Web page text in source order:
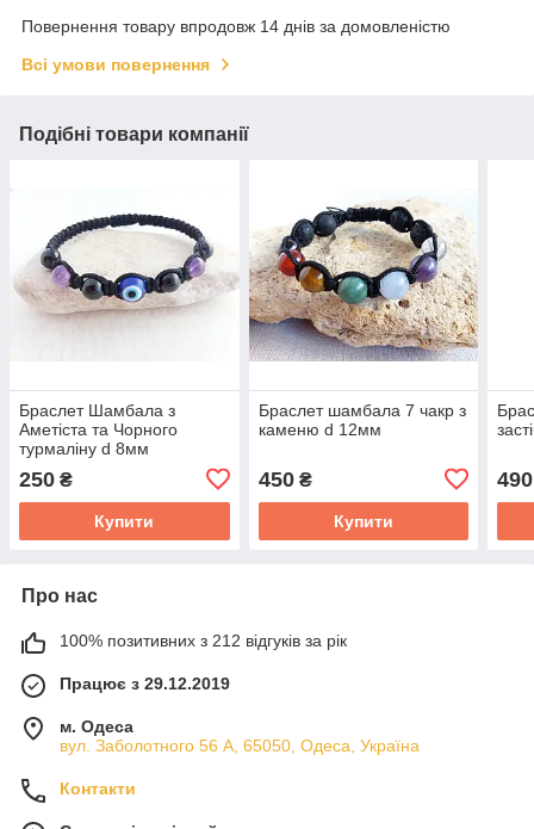
Повернення товару впродовж 14 днів за домовленістю
Всі умови повернення
Подібні товари компанії
Браслет Шамбала з
Аметіста та Чорного
турмаліну d 8мм
250 ₴
Купити
Браслет шамбала 7 чакр з
каменю d 12мм
450₴
Купити
490
Про нас
100% позитивних з 212 відгуків за рік
Працює з 29.12.2019
м. Одеса
вул. Заболотного 56 А, 65050, Одеса, Україна
Контакти